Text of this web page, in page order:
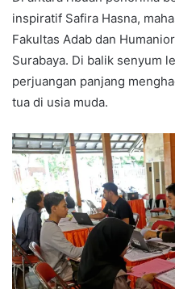
inspiratif Safira Hasna,
Fakultas Adab dan
Surabaya. Di balik senyum
perjuangan panjang
tua di usia muda.